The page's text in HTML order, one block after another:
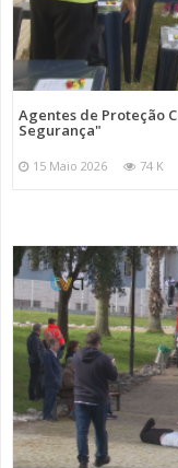
Agentes de Proteção
Segurança"
15 Maio 2026 74 K